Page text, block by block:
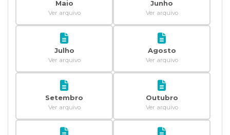
Maio
Ver arquivo
Junho
Ver arquivo
Julho
Ver arquivo
Agosto
Ver arquivo
Setembro
Ver arquivo
Outubro
Ver arquivo